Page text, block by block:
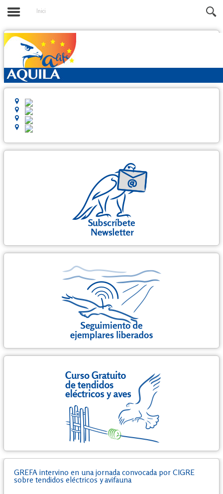
Inici
GREFA intervino en una jornada convocada por CIGRE
sobre tendidos eléctricos y avifauna